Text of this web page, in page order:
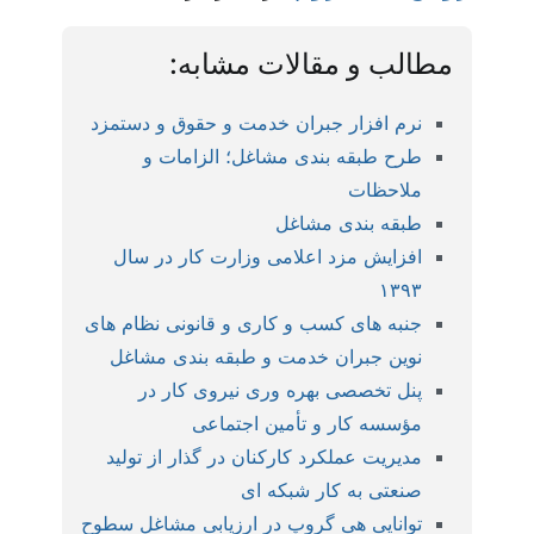
مطالب و مقالات مشابه:
نرم افزار جبران خدمت و حقوق و دستمزد
طرح طبقه بندی مشاغل؛ الزامات و
ملاحظات
طبقه بندی مشاغل
افزایش مزد اعلامی وزارت کار در سال
۱۳۹۳
جنبه های کسب و کاری و قانونی نظام های
نوین جبران خدمت و طبقه بندی مشاغل
پنل تخصصی بهره وری نیروی کار در
مؤسسه کار و تأمین اجتماعی
مدیریت عملکرد کارکنان در گذار از تولید
صنعتی به کار شبکه ای
توانایی هی گروپ در ارزیابی مشاغل سطوح